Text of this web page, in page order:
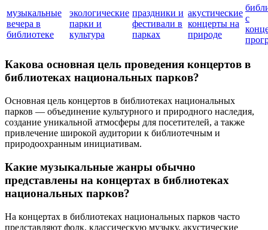
музыкальные
вечера в
библиотеке
экологические
парки и
культура
праздники и
фестивали в
парках
акустические
концерты на
природе
с
Какова основная цель проведения концертов в
библиотеках национальных парков?
Основная цель концертов в библиотеках национальных
парков — объединение культурного и природного наследия,
создание уникальной атмосферы для посетителей, а также
привлечение широкой аудитории к библиотечным и
природоохранным инициативам.
Какие музыкальные жанры обычно
представлены на концертах в библиотеках
национальных парков?
На концертах в библиотеках национальных парков часто
представляют фолк, классическую музыку, акустические